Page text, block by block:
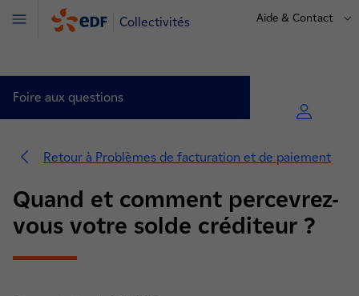
Collectivités Aide & Contact
Menu
Foire aux questions
Visualiser et comprendre (7)
Facture électronique (4)
Retour à Problèmes de facturation et de paiement
Quand et comment percevrez-
vous votre solde créditeur ?